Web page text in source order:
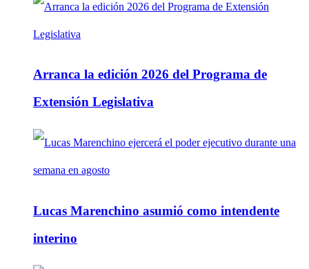
Arranca la edición 2026 del Programa de
Extensión Legislativa
Lucas Marenchino asumió como intendente
interino